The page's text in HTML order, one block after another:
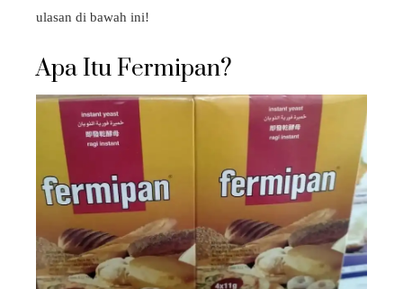
ulasan di bawah ini!
Apa Itu Fermipan?